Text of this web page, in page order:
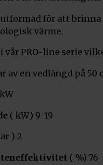
för att
värme.
vår PRO-line serie
av en vedlängd på 50
( kW) 9-19
) 2
( %) 76